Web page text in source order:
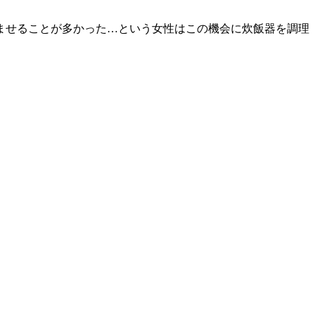
ることが多かった…という女性はこの機会に炊飯器を調理